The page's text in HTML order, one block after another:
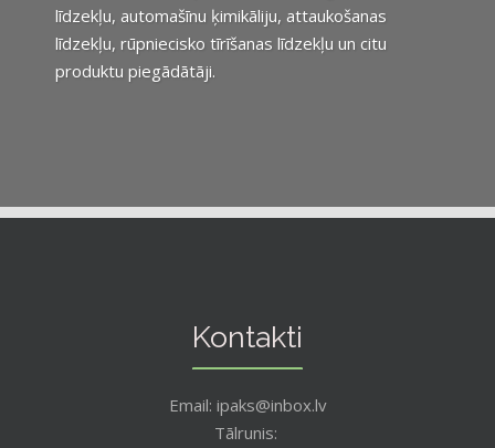
līdzekļu, automašīnu ķimikāliju, attaukošanas
līdzekļu, rūpniecisko tīrīšanas līdzekļu un citu
produktu piegādātāji.
Kontakti
Email: ipaks@inbox.lv
Tālrunis: